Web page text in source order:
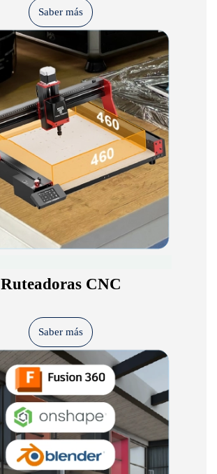
Saber más
Ruteadoras CNC
Saber más